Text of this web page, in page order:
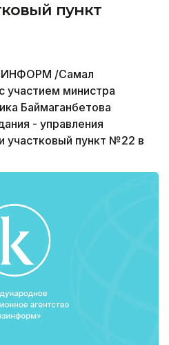
пункт
/Самал
участием министра
Баймаганбетова
- управления
участковый пункт №22 в